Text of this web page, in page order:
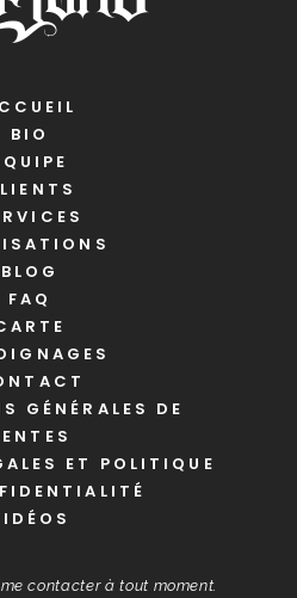
BIO
BLOG
FAQ
GÉNÉRALES DE
ET POLITIQUE
contacter à tout moment.